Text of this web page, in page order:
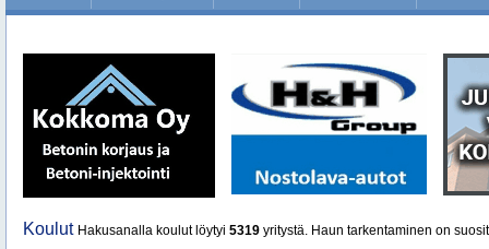
Koulut Hakusanalla koulut löytyi 5319 yritystä. Haun tarkentaminen on